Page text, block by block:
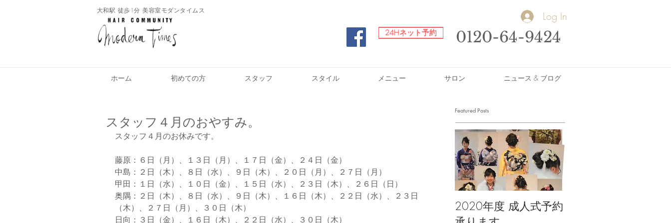
​大和駅 徒歩1分 美容室モダンタイムス Log In
24Hネット予約
24Hネット予約 0120-64-9424
ホーム 初めての方 スタッフ スタイル メニュー サロン ニュース & ブログ
スタッフ４月のおやすみ。
スタッフ４月のお休みです。
藤原：６日（月）、１３日（月）、１７日（金）、２４日（金）
中島：２日（木）、８日（水）、９日（木）、２０日（月）、２７日（月）
甲田：１日（水）、１０日（金）、１５日（水）、２３日（木）、２６日（日）
奥隅：２日（木）、８日（水）、９日（木）、１６日（木）、２２日（水）、２３日
（木）、２７日（月）、３０日（木）
日向：３日（金）、１６日（木）、２２日（水）、３０日（木）
Featured Posts
2020年度 成人式予約